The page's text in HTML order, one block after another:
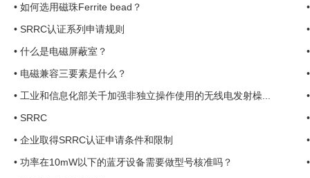
• 如何选用磁珠Ferrite bead？
• SRRC认证系列申请规则
• 什么是电磁屏蔽室？
• 电磁兼容三要素是什么？
• 工业和信息化部关千加强非独立操作使用的无线电发射橾...
• SRRC
• 企业取得SRRC认证申请条件和限制
• 功率在10mW以下的蓝牙设备需要做型号核准吗？